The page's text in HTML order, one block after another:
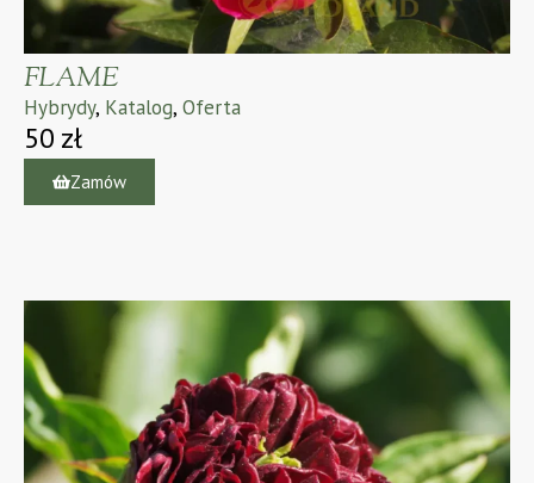
FLAME
Hybrydy, Katalog, Oferta
50 zł
Zamów